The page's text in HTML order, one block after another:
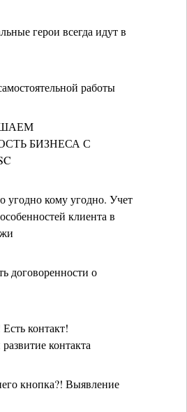
герои всегда идут в
работы
БИЗНЕСА С
угодно кому угодно. Учет
клиента в
договоренности о
контакт!
контакта
кнопка?! Выявление